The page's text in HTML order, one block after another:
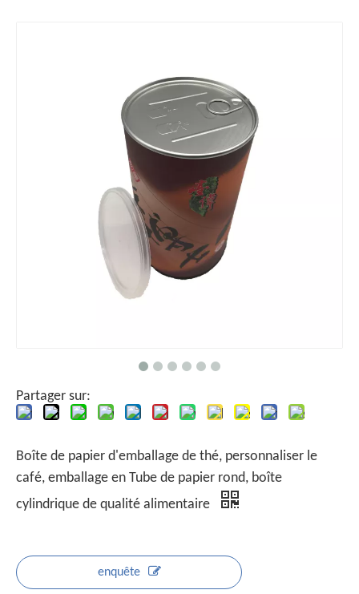
Partager sur:
Boîte de papier d'emballage de thé, personnaliser le
café, emballage en Tube de papier rond, boîte
cylindrique de qualité alimentaire
enquête